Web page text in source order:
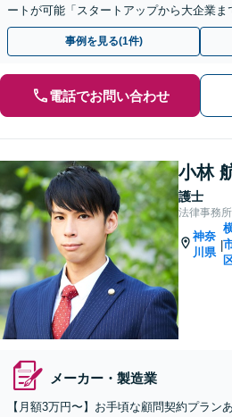
ートが可能「スタートアップから大企業
ほか幅広く【横浜駅3分】
事例を見る(1件)
電話でお問い合わせ
小林
護士
法律事務
神奈
川県
|
メーカー・製造業
【月額3万円〜】お手頃な顧問契約プラン